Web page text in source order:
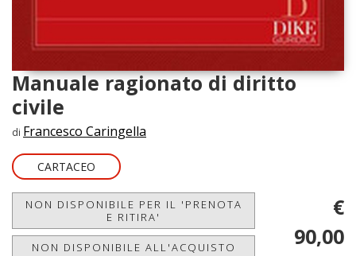
Manuale ragionato di diritto
civile
di Francesco Caringella
CARTACEO
NON DISPONIBILE PER IL 'PRENOTA
E RITIRA'
NON DISPONIBILE ALL'ACQUISTO
€
90,00